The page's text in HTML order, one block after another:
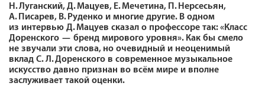
Н. Луганский, Д. Мацуев, Е. Мечетина, П. Нерсесьян,
А. Писарев, В. Руденко и многие другие. В одном
из интервью Д. Мацуев сказал о профессоре так: «Класс
Доренского — бренд мирового уровня». Как бы смело
не звучали эти слова, но очевидный и неоценимый
вклад С. Л. Доренского в современное музыкальное
искусство давно признан во всём мире и вполне
заслуживает такой оценки.